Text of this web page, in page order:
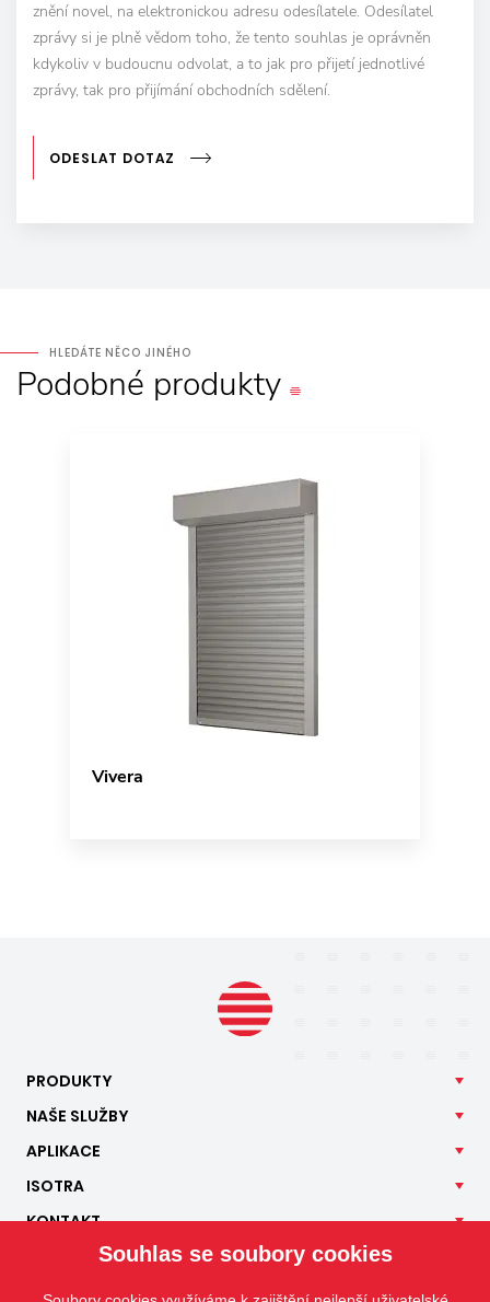
znění novel, na elektronickou adresu odesílatele. Odesílatel
zprávy si je plně vědom toho, že tento souhlas je oprávněn
kdykoliv v budoucnu odvolat, a to jak pro přijetí jednotlivé
zprávy, tak pro přijímání obchodních sdělení.
ODESLAT DOTAZ
HLEDÁTE NĚCO JINÉHO
Podobné produkty
Vivera
PRODUKTY
NAŠE SLUŽBY
APLIKACE
ISOTRA
KONTAKT
Souhlas se soubory cookies